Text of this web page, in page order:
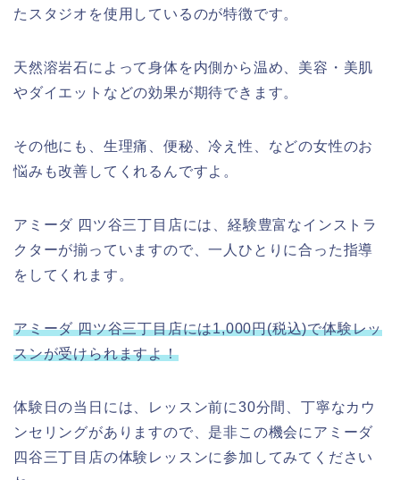
たスタジオを使用しているのが特徴です。
天然溶岩石によって身体を内側から温め、美容・美肌
やダイエットなどの効果が期待できます。
その他にも、生理痛、便秘、冷え性、などの女性のお
悩みも改善してくれるんですよ。
アミーダ 四ツ谷三丁目店には、経験豊富なインストラ
クターが揃っていますので、一人ひとりに合った指導
をしてくれます。
アミーダ 四ツ谷三丁目店には1,000円(税込)で体験レッ
スンが受けられますよ！
体験日の当日には、レッスン前に30分間、丁寧なカウ
ンセリングがありますので、是非この機会にアミーダ
四谷三丁目店の体験レッスンに参加してみてください